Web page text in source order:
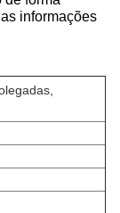
informações